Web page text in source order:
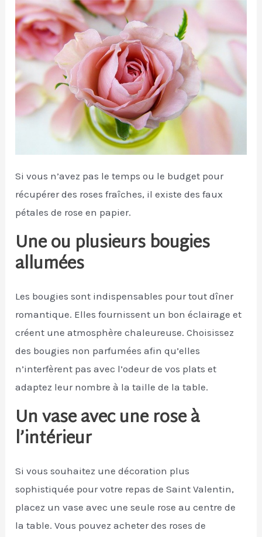
Si vous n’avez pas le temps ou le budget pour
récupérer des roses fraîches, il existe des faux
pétales de rose en papier.
Une ou plusieurs bougies
allumées
Les bougies sont indispensables pour tout dîner
romantique. Elles fournissent un bon éclairage et
créent une atmosphère chaleureuse. Choisissez
des bougies non parfumées afin qu’elles
n’interfèrent pas avec l’odeur de vos plats et
adaptez leur nombre à la taille de la table.
Un vase avec une rose à
l’intérieur
Si vous souhaitez une décoration plus
sophistiquée pour votre repas de Saint Valentin,
placez un vase avec une seule rose au centre de
la table. Vous pouvez acheter des roses de